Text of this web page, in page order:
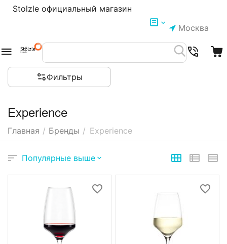
Stolzle официальный магазин
Москва
Фильтры
Experience
Главная / Бренды / Experience
Популярные выше